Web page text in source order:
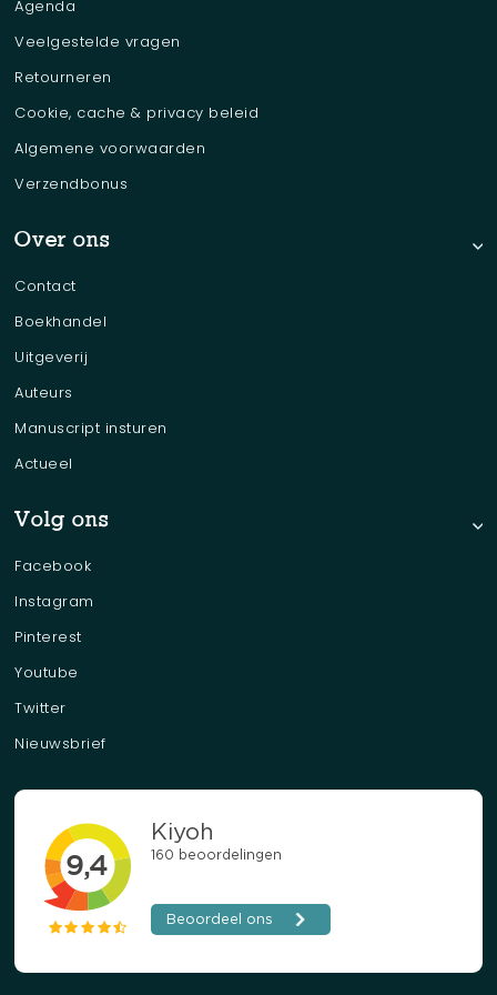
Agenda
Veelgestelde vragen
Retourneren
Cookie, cache & privacy beleid
Algemene voorwaarden
Verzendbonus
Over ons
Contact
Boekhandel
Uitgeverij
Auteurs
Manuscript insturen
Actueel
Volg ons
Facebook
Instagram
Pinterest
Youtube
Twitter
Nieuwsbrief